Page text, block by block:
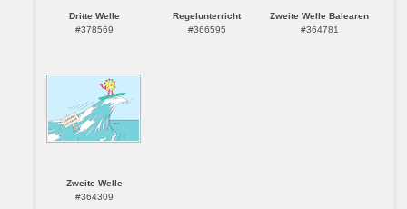
Dritte Welle
#378569
Regelunterricht
#366595
Zweite Welle Balearen
#364781
Zweite Welle
#364309